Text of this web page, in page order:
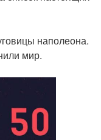
наполеона.
мир.